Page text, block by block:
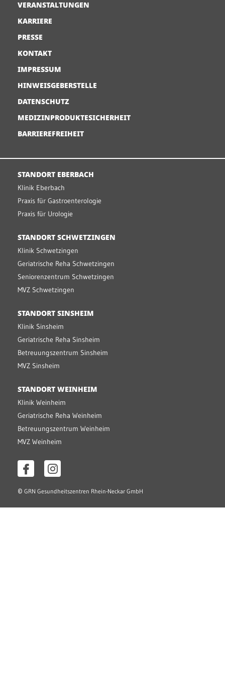
VERANSTALTUNGEN
KARRIERE
PRESSE
KONTAKT
IMPRESSUM
HINWEISGEBERSTELLE
DATENSCHUTZ
MEDIZINPRODUKTESICHERHEIT
BARRIEREFREIHEIT
STANDORT EBERBACH
Klinik Eberbach
Praxis für Gastroenterologie
Praxis für Urologie
STANDORT SCHWETZINGEN
Klinik Schwetzingen
Geriatrische Reha Schwetzingen
Seniorenzentrum Schwetzingen
MVZ Schwetzingen
STANDORT SINSHEIM
Klinik Sinsheim
Geriatrische Reha Sinsheim
Betreuungszentrum Sinsheim
MVZ Sinsheim
STANDORT WEINHEIM
Klinik Weinheim
Geriatrische Reha Weinheim
Betreuungszentrum Weinheim
MVZ Weinheim
© GRN Gesundheitszentren Rhein-Neckar GmbH